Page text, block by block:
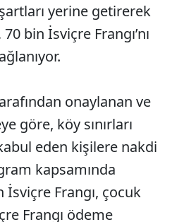
yerine getirerek
bin İsviçre Frangı’nı
onaylanan ve
göre, köy sınırları
eden kişilere nakdi
kapsamında
İsviçre Frangı, çocuk
Frangı ödeme